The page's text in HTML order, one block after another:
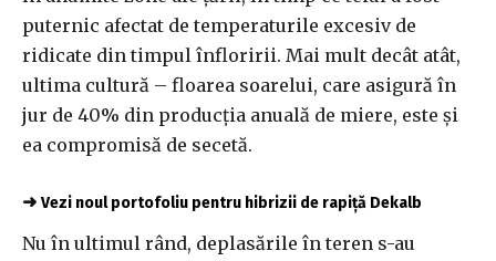
puternic afectat de temperaturile excesiv de
ridicate din timpul înfloririi. Mai mult decât atât,
ultima cultură – floarea soarelui, care asigură în
jur de 40% din producția anuală de miere, este și
ea compromisă de secetă.
➜ Vezi noul portofoliu pentru hibrizii de rapiță Dekalb
Nu în ultimul rând, deplasările în teren s-au